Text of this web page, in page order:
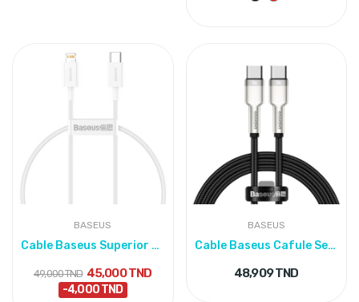
BASEUS
Cable Baseus Superior Series 20W Fast Charging...
49,000 TND 45,000 TND
-4,000 TND
BASEUS
Cable Baseus Cafule Series Metal Data Type-C to...
48,909 TND